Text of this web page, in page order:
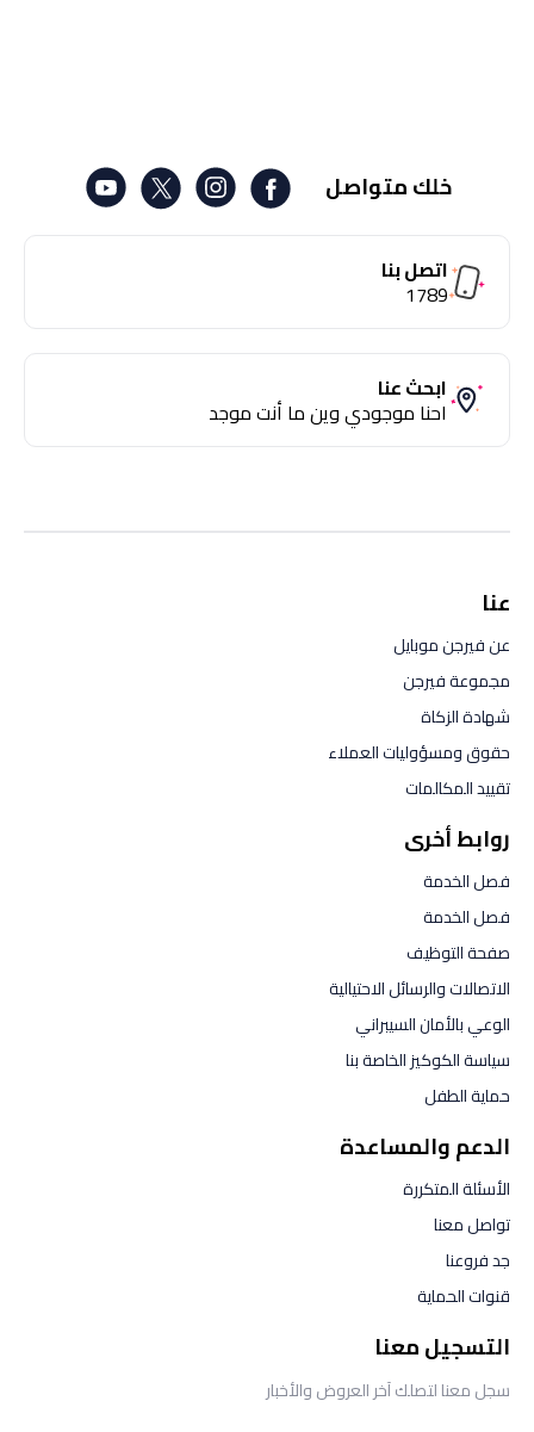
خلك متواصل
اتصل بنا
1789
ابحث عنا
احنا موجودي وين ما أنت موجد
عنا
عن فيرجن موبايل
مجموعة فيرجن
شهادة الزكاة
حقوق ومسؤوليات العملاء
تقييد المكالمات
روابط أخرى
فصل الخدمة
فصل الخدمة
صفحة التوظيف
الاتصالات والرسائل الاحتيالية
الوعي بالأمان السيبراني
سياسة الكوكيز الخاصة بنا
حماية الطفل
الدعم والمساعدة
الأسئلة المتكررة
تواصل معنا
جد فروعنا
قنوات الحماية
التسجيل معنا
سجل معنا لتصلك آخر العروض والأخبار